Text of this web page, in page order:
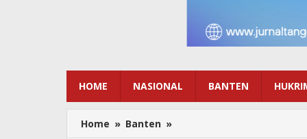
HOME NASIONAL BANTEN
Home » Banten »